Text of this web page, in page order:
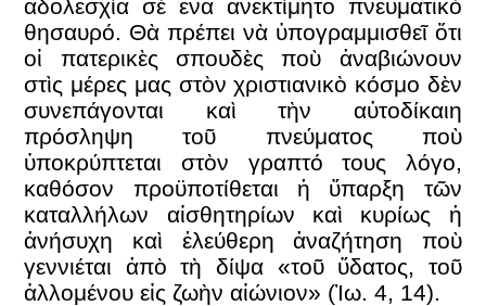
ἀδολεσχία σὲ ἕνα ἀνεκτίμητο πνευματικὸ
θησαυρό. Θὰ πρέπει νὰ ὑπογραμμισθεῖ ὅτι
οἱ πατερικὲς σπουδὲς ποὺ ἀναβιώνουν
στὶς μέρες μας στὸν χριστιανικὸ κόσμο δὲν
συνεπάγονται καὶ τὴν αὐτοδίκαιη
πρόσληψη τοῦ πνεύματος ποὺ
ὑποκρύπτεται στὸν γραπτό τους λόγο,
καθόσον προϋποτίθεται ἡ ὕπαρξη τῶν
καταλλήλων αἰσθητηρίων καὶ κυρίως ἡ
ἀνήσυχη καὶ ἐλεύθερη ἀναζήτηση ποὺ
γεννιέται ἀπὸ τὴ δίψα «τοῦ ὕδατος, τοῦ
ἁλλομένου εἰς ζωὴν αἰώνιον» (Ἰω. 4, 14).